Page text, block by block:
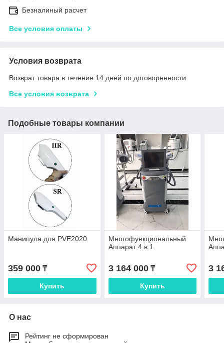
Безналиный расчет
Все условия оплаты
Условия возврата
Возврат товара в течение 14 дней по договоренности
Все условия возврата
Подобные товары компании
Манипула для PVE2020
359 000 ₸
Купить
Многофункциональный
Аппарат 4 в 1
3 164 000₸
Купить
3
О нас
Рейтинг не сформирован